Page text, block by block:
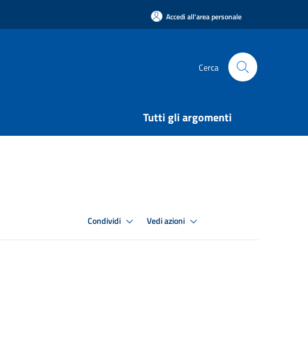
Accedi all'area personale
Cerca
Tutti gli argomenti
Condividi Vedi azioni